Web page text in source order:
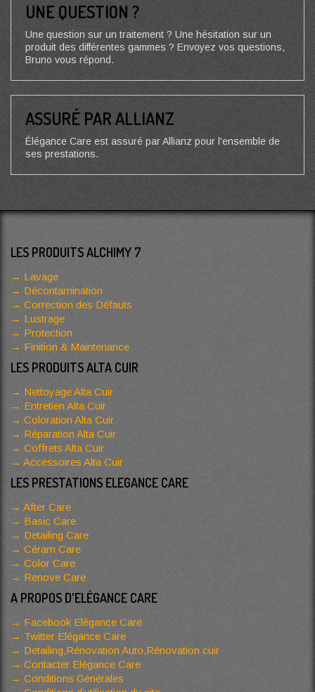
UNE QUESTION ?
Une question sur un traitement ? Une hésitation sur un
produit des différentes gammes ? Envoyez vos questions,
Bruno vous répond.
ASSURÉ PAR ALLIANZ
Élégance Care est assuré par Allianz pour l'ensemble de
ses prestations.
LES PRODUITS ALCHIMY 7
Lavage
Décontamination
Correction des Défauts
Lustrage
Protection
Finition & Maintenance
LES PRODUITS ALTA CUIR
Nettoyage Alta Cuir
Entretien Alta Cuir
Coloration Alta Cuir
Réparation Alta Cuir
Coffrets Alta Cuir
Accessoires Alta Cuir
LES PRESTATIONS ELEGANCE CARE
After Care
Basic Care
Detailing Care
Céram Care
Color Care
Renove Care
A PROPOS D'ELÉGANCE CARE
Facebook Elégance Care
Twitter Elégance Care
Detailing,Rénovation Auto,Rénovation cuir
Contacter Elégance Care
Conditions Générales